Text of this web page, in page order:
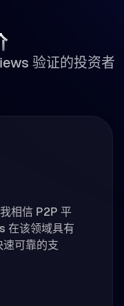
验证的投资者
相信 P2P 平
在该领域具有
速可靠的支